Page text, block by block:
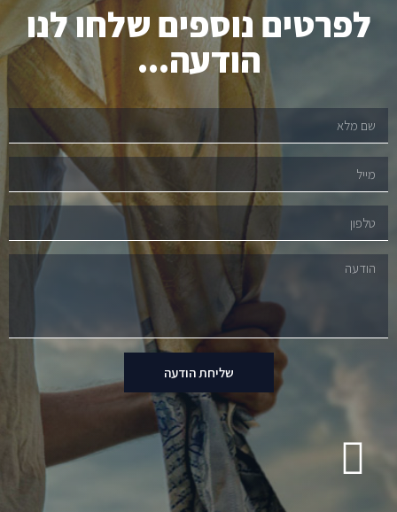
לפרטים נוספים שלחו לנו
הודעה...
שליחת הודעה